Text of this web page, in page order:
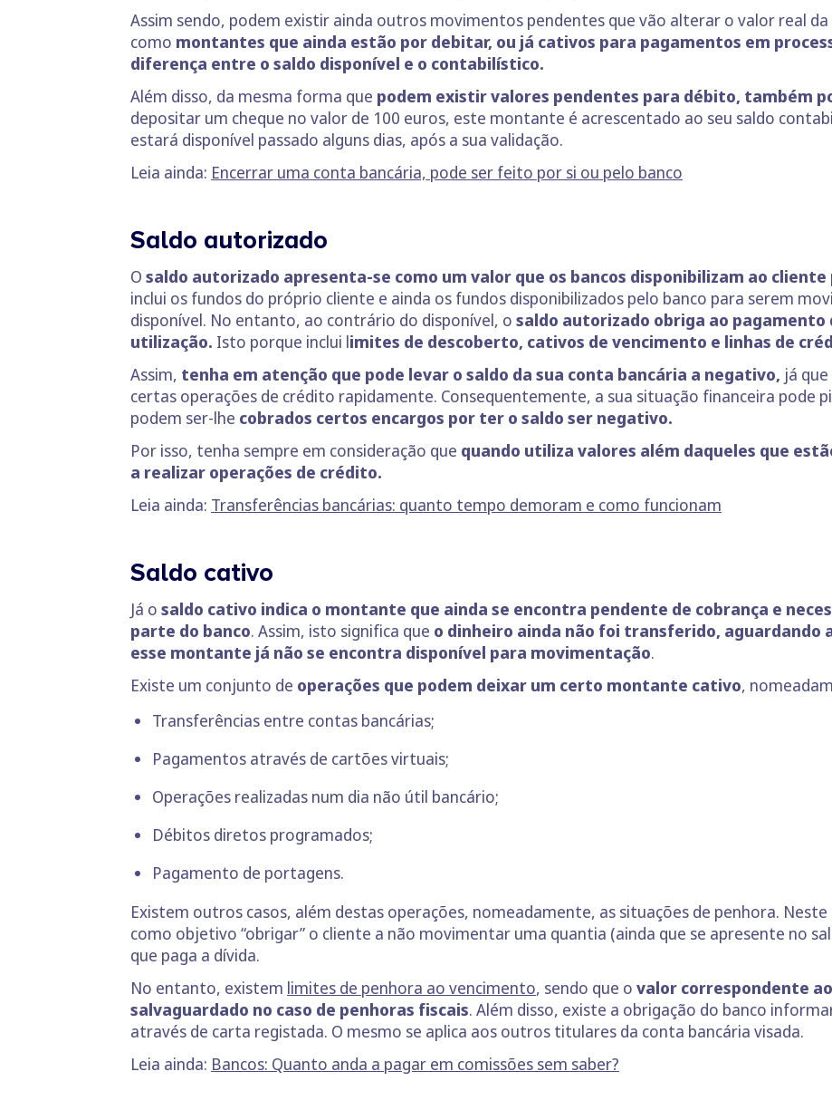
Assim sendo, podem existir ainda outros movimentos pendentes que vão alterar o valor real
como montantes que ainda estão por debitar, ou já cativos para pagamentos em
diferença entre o saldo disponível e o contabilístico.
Além disso, da mesma forma que podem existir valores pendentes para débito, também
depositar um cheque no valor de 100 euros, este montante é acrescentado ao seu saldo
estará disponível passado alguns dias, após a sua validação.
Leia ainda: Encerrar uma conta bancária, pode ser feito por si ou pelo banco
Saldo autorizado
O saldo autorizado apresenta-se como um valor que os bancos disponibilizam ao
inclui os fundos do próprio cliente e ainda os fundos disponibilizados pelo banco para serem
disponível. No entanto, ao contrário do disponível, o saldo autorizado obriga ao pagamento
utilização. Isto porque inclui limites de descoberto, cativos de vencimento e linhas de
Assim, tenha em atenção que pode levar o saldo da sua conta bancária a negativo, já
certas operações de crédito rapidamente. Consequentemente, a sua situação financeira pode
podem ser-lhe cobrados certos encargos por ter o saldo ser negativo.
Por isso, tenha sempre em consideração que quando utiliza valores além daqueles que
a realizar operações de crédito.
Leia ainda: Transferências bancárias: quanto tempo demoram e como funcionam
Saldo cativo
Já o saldo cativo indica o montante que ainda se encontra pendente de cobrança e
parte do banco. Assim, isto significa que o dinheiro ainda não foi transferido, aguardando
esse montante já não se encontra disponível para movimentação.
Existe um conjunto de operações que podem deixar um certo montante cativo,
Transferências entre contas bancárias;
Pagamentos através de cartões virtuais;
Operações realizadas num dia não útil bancário;
Débitos diretos programados;
Pagamento de portagens.
Existem outros casos, além destas operações, nomeadamente, as situações de penhora.
como objetivo “obrigar” o cliente a não movimentar uma quantia (ainda que se apresente no
que paga a dívida.
No entanto, existem limites de penhora ao vencimento, sendo que o valor correspondente
salvaguardado no caso de penhoras fiscais. Além disso, existe a obrigação do banco
através de carta registada. O mesmo se aplica aos outros titulares da conta bancária visada.
Leia ainda: Bancos: Quanto anda a pagar em comissões sem saber?